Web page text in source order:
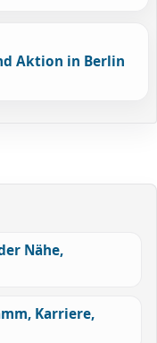
Aktion in Berlin
Nähe,
Karriere,